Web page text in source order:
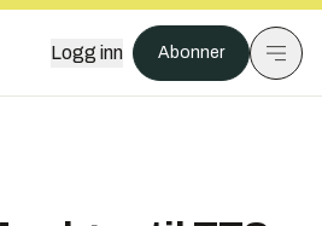
Logg inn Abonner